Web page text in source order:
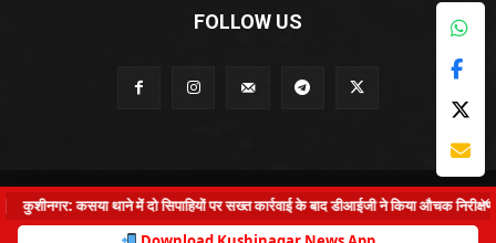
FOLLOW US
© Kushinagar Live - 2022
Home About us Privacy Policy Contact us
×
कसया थाने में दो सिपाहियों पर सख्त कार्रवाई के बाद डीआईजी ने किया औचक निरीक्षण
|